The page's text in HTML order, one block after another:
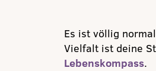
Es ist völlig
Vielfalt ist deine
Lebenskompass.